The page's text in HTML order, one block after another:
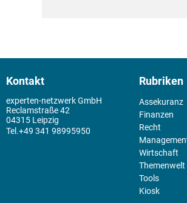
Kontakt
experten-netzwerk GmbH
Reclamstraße 42
04315 Leipzig
+49 341 98995950
Rubriken
Assekuranz
Finanzen
Recht
Wirtschaft
Themenwelt
Tools
Kiosk